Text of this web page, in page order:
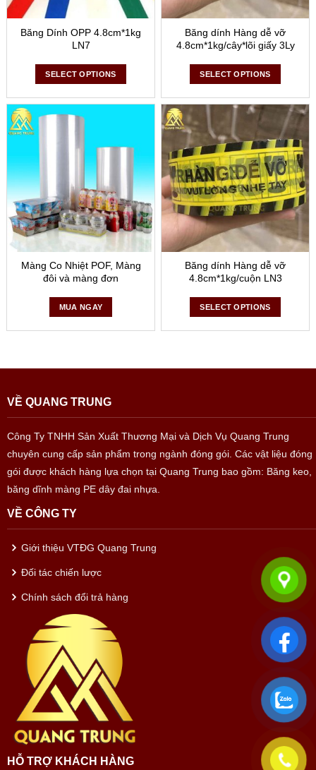
Băng Dính OPP 4.8cm*1kg
LN7
SELECT OPTIONS
Băng dính Hàng dễ vỡ
4.8cm*1kg/cây*lõi giấy 3Ly
SELECT OPTIONS
Màng Co Nhiệt POF, Màng
đôi và màng đơn
MUA NGAY
Băng dính Hàng dễ vỡ
4.8cm*1kg/cuộn LN3
SELECT OPTIONS
VỀ QUANG TRUNG
Công Ty TNHH Sản Xuất Thương Mại và Dịch Vụ Quang Trung
chuyên cung cấp sản phẩm trong ngành đóng gói. Các vật liệu đóng
gói được khách hàng lựa chọn tại Quang Trung bao gồm: Băng keo,
băng dĩnh màng PE dây đai nhựa.
VỀ CÔNG TY
Giới thiệu VTĐG Quang Trung
Đối tác chiến lược
Chính sách đổi trả hàng
HỖ TRỢ KHÁCH HÀNG